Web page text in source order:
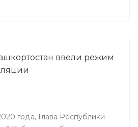
ввели режим
года, Глава Республики